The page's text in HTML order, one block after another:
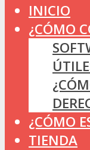
INICIO
¿CÓMO
¿CÓMO
TIENDA